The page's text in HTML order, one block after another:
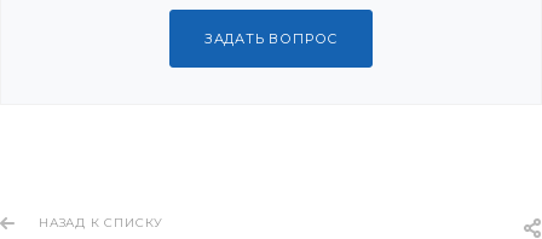
ЗАДАТЬ ВОПРОС
НАЗАД К СПИСКУ